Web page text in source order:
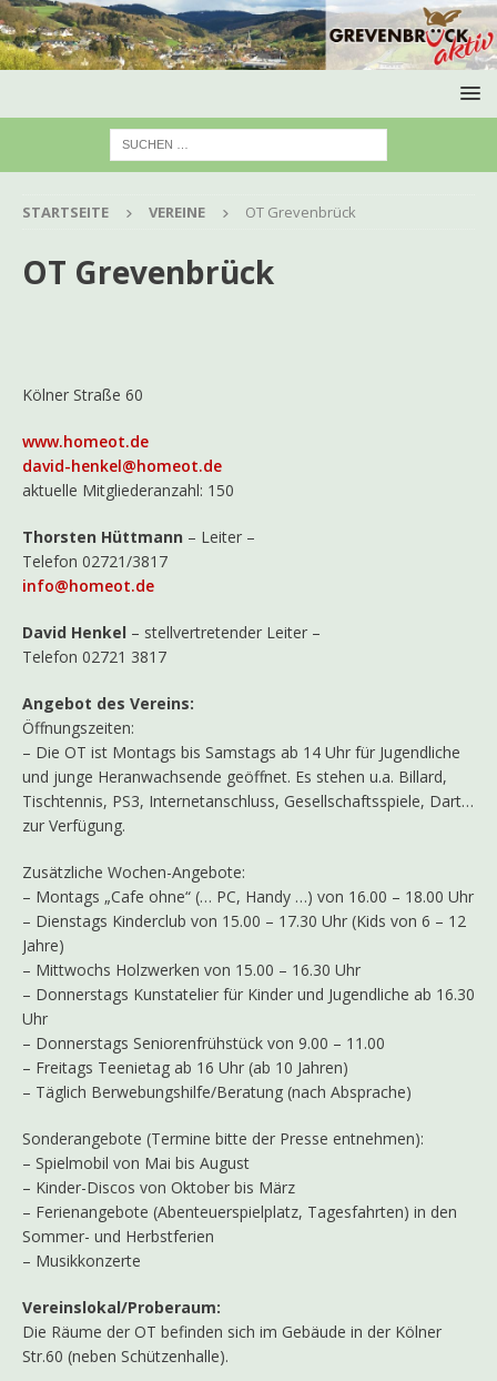
STARTSEITE VEREINE OT Grevenbrück
OT Grevenbrück
Kölner Straße 60
www.homeot.de
david-henkel@homeot.de
aktuelle Mitgliederanzahl: 150
Thorsten Hüttmann – Leiter –
Telefon 02721/3817
info@homeot.de
David Henkel – stellvertretender Leiter –
Telefon 02721 3817
Angebot des Vereins:
Öffnungszeiten:
– Die OT ist Montags bis Samstags ab 14 Uhr für Jugendliche
und junge Heranwachsende geöffnet. Es stehen u.a. Billard,
Tischtennis, PS3, Internetanschluss, Gesellschaftsspiele, Dart…
zur Verfügung.
Zusätzliche Wochen-Angebote:
– Montags „Cafe ohne“ (… PC, Handy …) von 16.00 – 18.00 Uhr
– Dienstags Kinderclub von 15.00 – 17.30 Uhr (Kids von 6 – 12
Jahre)
– Mittwochs Holzwerken von 15.00 – 16.30 Uhr
– Donnerstags Kunstatelier für Kinder und Jugendliche ab 16.30
Uhr
– Donnerstags Seniorenfrühstück von 9.00 – 11.00
– Freitags Teenietag ab 16 Uhr (ab 10 Jahren)
– Täglich Berwebungshilfe/Beratung (nach Absprache)
Sonderangebote (Termine bitte der Presse entnehmen):
– Spielmobil von Mai bis August
– Kinder-Discos von Oktober bis März
– Ferienangebote (Abenteuerspielplatz, Tagesfahrten) in den
Sommer- und Herbstferien
– Musikkonzerte
Vereinslokal/Proberaum:
Die Räume der OT befinden sich im Gebäude in der Kölner
Str.60 (neben Schützenhalle).